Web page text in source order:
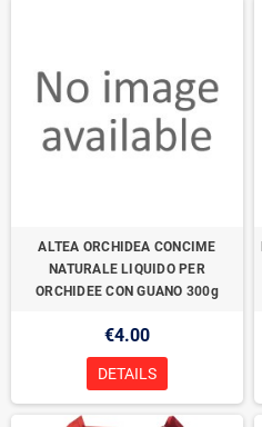
ALTEA ORCHIDEA CONCIME
NATURALE LIQUIDO PER
ORCHIDEE CON GUANO 300g
€4.00
DETAILS